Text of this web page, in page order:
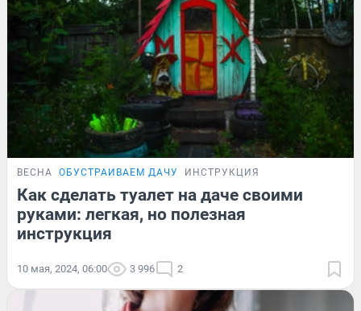
ВЕСНА ОБУСТРАИВАЕМ ДАЧУ ИНСТРУКЦИЯ
Как сделать туалет на даче своими
руками: легкая, но полезная
инструкция
10 мая, 2024, 06:00 3 996 2